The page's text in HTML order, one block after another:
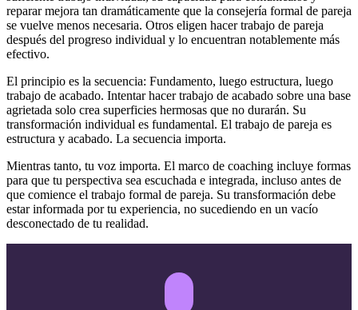
reparar mejora tan dramáticamente que la consejería formal de pareja
se vuelve menos necesaria. Otros eligen hacer trabajo de pareja
después del progreso individual y lo encuentran notablemente más
efectivo.
El principio es la secuencia: Fundamento, luego estructura, luego
trabajo de acabado. Intentar hacer trabajo de acabado sobre una base
agrietada solo crea superficies hermosas que no durarán. Su
transformación individual es fundamental. El trabajo de pareja es
estructura y acabado. La secuencia importa.
Mientras tanto, tu voz importa. El marco de coaching incluye formas
para que tu perspectiva sea escuchada e integrada, incluso antes de
que comience el trabajo formal de pareja. Su transformación debe
estar informada por tu experiencia, no sucediendo en un vacío
desconectado de tu realidad.